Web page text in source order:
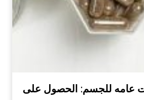
عامه للجسم: الحصول على